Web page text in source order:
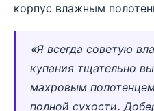
корпус влажным
«Я всегда советую
купания тщательно
махровым
полной сухости.